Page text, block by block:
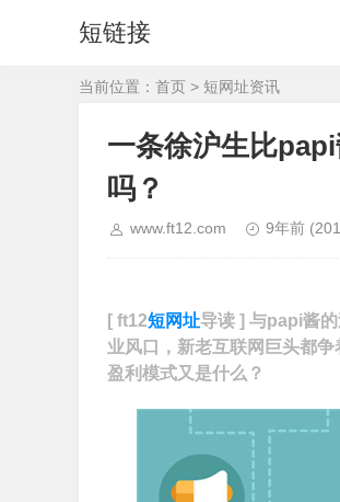
短链接
当前位置： 首页 > 短网址资讯
一条徐沪生比
吗？
www.ft12.com 9年前
[ ft12短网址导读 ] 与papi酱的
业风口，新老互联网巨头都
盈利模式又是什么？